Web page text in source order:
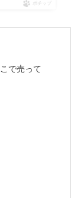
ポチップ
で売って